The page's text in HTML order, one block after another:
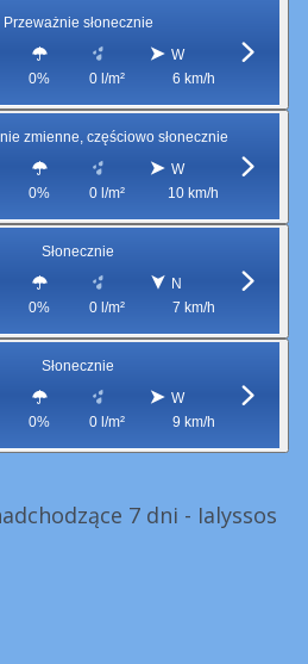
Przeważnie słonecznie
0% 0 l/m²
W
6 km/h
zmienne, częściowo słonecznie
0% 0 l/m²
W
10 km/h
Słonecznie
0% 0 l/m²
N
7 km/h
Słonecznie
0% 0 l/m²
W
9 km/h
7 dni - Ialyssos